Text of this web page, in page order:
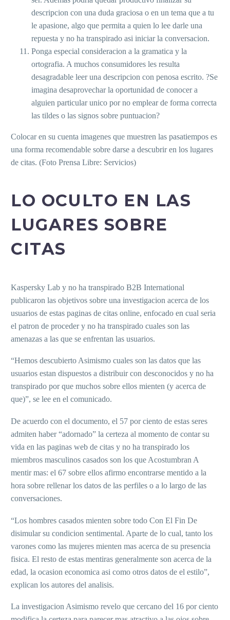
descripcion con una duda graciosa o en un tema que a tu
le apasione, algo que permita a quien lo lee darle una
repuesta y no ha transpirado asi iniciar la conversacion.
Ponga especial consideracion a la gramatica y la
ortografia. A muchos consumidores les resulta
desagradable leer una descripcion con penosa escrito. ?Se
imagina desaprovechar la oportunidad de conocer a
alguien particular unico por no emplear de forma correcta
las tildes o las signos sobre puntuacion?
Colocar en su cuenta imagenes que muestren las pasatiempos es
una forma recomendable sobre darse a descubrir en los lugares
de citas. (Foto Prensa Libre: Servicios)
LO OCULTO EN LAS
LUGARES SOBRE
CITAS
Kaspersky Lab y no ha transpirado B2B International
publicaron las objetivos sobre una investigacion acerca de los
usuarios de estas paginas de citas online, enfocado en cual seri­a
el patron de proceder y no ha transpirado cuales son las
amenazas a las que se enfrentan las usuarios.
“Hemos descubierto Asimismo cuales son las datos que las
usuarios estan dispuestos a distribuir con desconocidos y no ha
transpirado por que muchos sobre ellos mienten (y acerca de
que)”, se lee en el comunicado.
De acuerdo con el documento, el 57 por ciento de estas seres
admiten haber “adornado” la certeza al momento de contar su
vida en las paginas web de citas y no ha transpirado los
miembros masculinos casados son los que Acostumbran A
mentir mas: el 67 sobre ellos afirmo encontrarse mentido a la
hora sobre rellenar los datos de las perfiles o a lo largo de las
conversaciones.
“Los hombres casados mienten sobre todo Con El Fin De
disimular su condicion sentimental. Aparte de lo cual, tanto los
varones como las mujeres mienten mas acerca de su presencia
fisica. El resto de estas mentiras generalmente son acerca de la
edad, la ocasion economica asi­ como otros datos de el estilo”,
explican los autores del analisis.
La investigacion Asimismo revelo que cercano del 16 por ciento